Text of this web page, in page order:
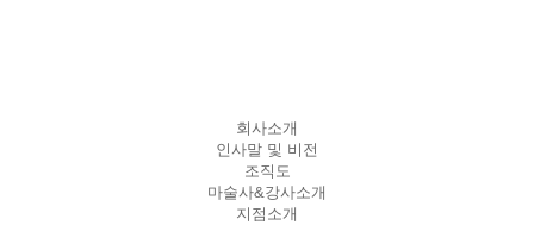
회사소개
인사말 및 비전
조직도
마술사&강사소개
지점소개